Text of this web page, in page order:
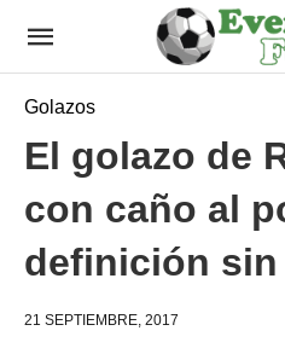
Golazos
El golazo de
con caño al
definición sin
21 SEPTIEMBRE, 2017